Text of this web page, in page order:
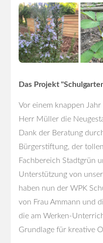
Das Projekt
Vor einem knappen
Herr Müller die
Dank der Beratung
Bürgerstiftung, der
Fachbereich Stadtgrün
Unterstützung von
haben nun der WPK
von Frau Ammann und
die am Werken-
Grundlage für kreative